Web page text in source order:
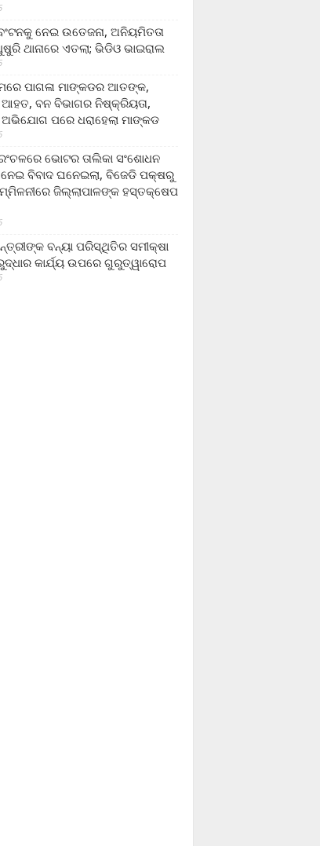
ନେଇ ଉତେଜନା, ଅନିୟମିତତା
ଥାନାରେ ଏତଲା; ଭିଡିଓ ଭାଇରାଲ
ପାଗଳା ମାଙ୍କଡର ଆତଙ୍କ,
ବନ ବିଭାଗର ନିଷ୍କ୍ରିୟତା,
ଅଭିଯୋଗ ପରେ ଧରାହେଲା ମାଙ୍କଡ
ଭୋଟର ତାଲିକା ସଂଶୋଧନ
ବିବାଦ ଘନେଇଲା, ବିଜେଡି ପକ୍ଷରୁ
ଜିଲ୍ଲାପାଳଙ୍କ ହସ୍ତକ୍ଷେପ
ବନ୍ୟା ପରିସ୍ଥିତିର ସମୀକ୍ଷା
କାର୍ଯ୍ୟ ଉପରେ ଗୁରୁତ୍ୱାରୋପ